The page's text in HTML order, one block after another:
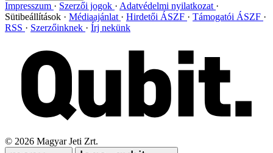
Impresszum Szerzői jogok
Adatvédelmi nyilatkozat
Sütibeállítások
Médiaajánlat Hirdetői ÁSZF
Támogatói ÁSZF
RSS
Szerzőinknek Írj nekünk
© 2026 Magyar Jeti Zrt.